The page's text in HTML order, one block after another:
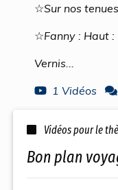
☆Sur nos
☆Fanny : Haut :
Vernis...
1 Vidéos
Vidéos pour le
bon plan